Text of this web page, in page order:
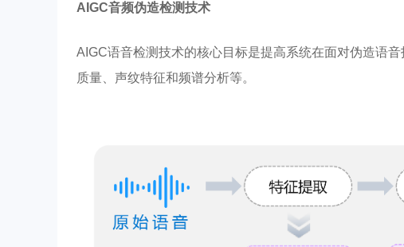
AIGC音频伪造检测技术
AIGC语音检测技术的核心目标是提高系统在面对伪造语
质量、声纹特征和频谱分析等。